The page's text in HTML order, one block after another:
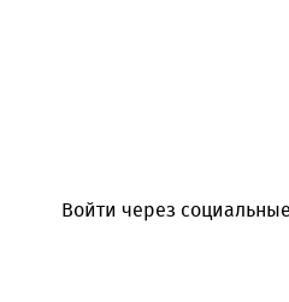
Войти через